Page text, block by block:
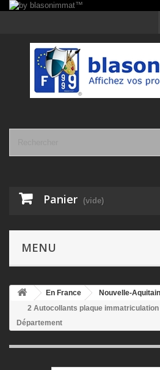
Panier (vide)
MENU
En France Nouvelle-
2 Autocollants plaque
Département